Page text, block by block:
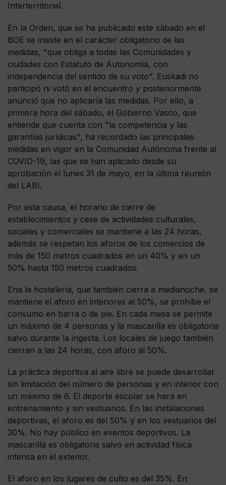
Interterritorial.
En la Orden, que se ha publicado este sábado en el
BOE se insiste en el carácter obligatorio de las
medidas, "que obliga a todas las Comunidades y
ciudades con Estatuto de Autonomía, con
independencia del sentido de su voto". Euskadi no
participó ni votó en el encuentro y posteriormente
anunció que no aplicaría las medidas. Por ello, a
primera hora del sábado, el Gobierno Vasco, que
entiende que cuenta con "la competencia y las
garantías jurídicas", ha recordado las principales
medidas en vigor en la Comunidad Autónoma frente al
COVID-19, las que se han aplicado desde su
aprobación el lunes 31 de mayo, en la última reunión
del LABI.
Por esta causa, el horario de cierre de
establecimientos y cese de actividades culturales,
sociales y comerciales se mantiene a las 24 horas,
además se respetan los aforos de los comercios de
más de 150 metros cuadrados en un 40% y en un
50% hasta 150 metros cuadrados.
Ena la hostelería, que también cierra a medianoche, se
mantiene el aforo en interiores al 50%, se prohíbe el
consumo en barra o de pie. En cada mesa se permite
un máximo de 4 personas y la mascarilla es obligatoria
salvo durante la ingesta. Los locales de juego también
cierran a las 24 horas, con aforo al 50%.
La práctica deportiva al aire libre se puede desarrollar
sin limitación del número de personas y en interior con
un máximo de 6. El deporte escolar se hará en
entrenamiento y sin vestuarios. En las instalaciones
deportivas, el aforo es del 50% y en los vestuarios del
30%. No hay público en eventos deportivos. La
mascarilla es obligatoria salvo en actividad física
intensa en el exterior.
El aforo en los lugares de culto es del 35%. En